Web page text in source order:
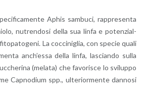
Aphis sam­bu­ci, rap­pre­sen­ta
nu­tren­do­si della sua linfa e po­ten­zial­
La coc­ci­ni­glia, con spe­cie quali
an­ch’es­sa della linfa, la­scian­do sulla
(me­la­ta) che fa­vo­ri­sce lo svi­lup­po
Cap­no­dium spp., ul­te­rior­men­te dan­no­si